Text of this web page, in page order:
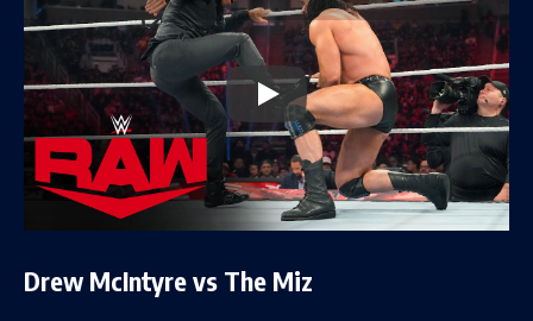
Drew McIntyre vs The Miz